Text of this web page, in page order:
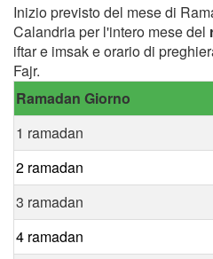
Inizio previsto del mese di
Calandria per l'intero mese del
iftar e imsak e orario di
Fajr.
Ramadan Giorno
1 ramadan
2 ramadan
3 ramadan
4 ramadan